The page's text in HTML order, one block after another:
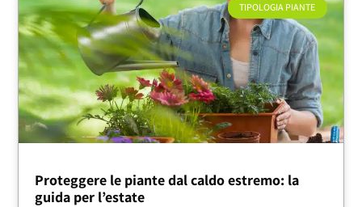
TIPOLOGIA PIANTE
Proteggere le piante dal caldo estremo: la
guida per l’estate